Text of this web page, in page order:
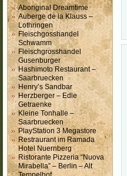
Aboriginal Dreamtime
Auberge de la Klauss –
Lothringen
Fleischgosshandel
Schwamm
Fleischgrosshandel
Gusenburger
Hashimoto Restaurant –
Saarbruecken
Henry’s Sandbar
Herzberger – Edle
Getraenke
Kleine Tonhalle –
Saarbruecken
PlayStation 3 Megastore
Restraurant im Ramada
Hotel Nuernberg
Ristorante Pizzeria “Nuova
Mirabella” – Berlin – Alt